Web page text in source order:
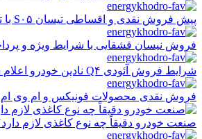
پیش فروش نقدی و اقساطی تیسان S۰۵ با تحویل آبان – مرداد ۱۴۰۵
فروش نیسان قشقایی با شرایط ویژه و
شرایط فروش آئودی Q۴ نادین خودرو اعلام شد – مرداد ۱۴۰۵
فروش نقدی محصولات فونیکس و ام وی ام با تحویل ۳۰ روزه –
صنعت خودرو دقیقاً چه نوع کاغذی لازم